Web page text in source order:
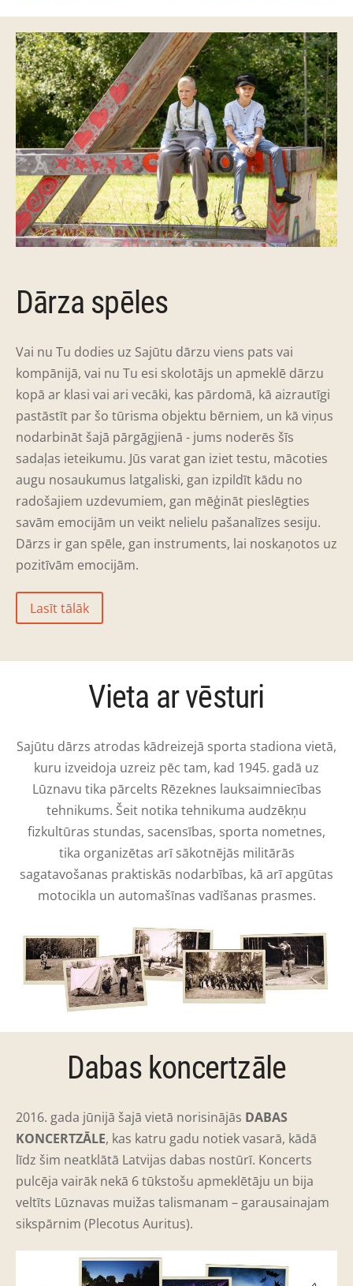
Dārza spēles
Vai nu Tu dodies uz Sajūtu dārzu viens pats vai
kompānijā, vai nu Tu esi skolotājs un apmeklē dārzu
kopā ar klasi vai ari vecāki, kas pārdomā, kā aizrautīgi
pastāstīt par šo tūrisma objektu bērniem, un kā viņus
nodarbināt šajā pārgāgjienā - jums noderēs šīs
sadaļas ieteikumu. Jūs varat gan iziet testu, mācoties
augu nosaukumus latgaliski, gan izpildīt kādu no
radošajiem uzdevumiem, gan mēģināt pieslēgties
savām emocijām un veikt nelielu pašanalīzes sesiju.
Dārzs ir gan spēle, gan instruments, lai noskaņotos uz
pozitīvām emocijām.
Lasīt tālāk
Vieta ar vēsturi
Sajūtu dārzs atrodas kādreizejā sporta stadiona vietā,
kuru izveidoja uzreiz pēc tam, kad 1945. gadā uz
Lūznavu tika pārcelts Rēzeknes lauksaimniecības
tehnikums. Šeit notika tehnikuma audzēkņu
ﬁzkultūras stundas, sacensības, sporta nometnes,
tika organizētas arī sākotnējās militārās
sagatavošanas praktiskās nodarbības, kā arī apgūtas
motocikla un automašīnas vadīšanas prasmes.
Dabas koncertzāle
2016. gada jūnijā šajā vietā norisinājās DABAS
KONCERTZĀLE, kas katru gadu notiek vasarā, kādā
līdz šim neatklātā Latvijas dabas nostūrī. Koncerts
pulcēja vairāk nekā 6 tūkstošu apmeklētāju un bija
veltīts Lūznavas muižas talismanam – garausainajam
sikspārnim (Plecotus Auritus).